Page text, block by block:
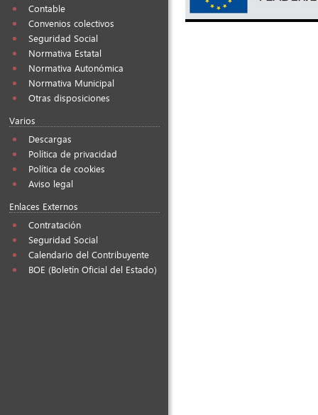
Contable
Convenios colectivos
Seguridad Social
Normativa Estatal
Normativa Autonómica
Normativa Municipal
Otras disposiciones
Varios
Descargas
Política de privacidad
Política de cookies
Aviso legal
Enlaces Externos
Contratación
Seguridad Social
Calendario del Contribuyente
BOE (Boletín Oficial del Estado)